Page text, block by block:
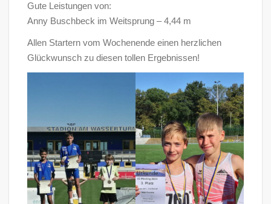
Gute Leistungen von:
Anny Buschbeck im Weitsprung – 4,44 m
Allen Startern vom Wochenende einen herzlichen
Glückwunsch zu diesen tollen Ergebnissen!